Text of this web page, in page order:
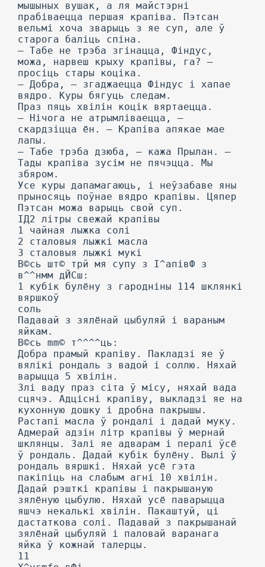
мышыных вушак, а ля майстэрні
прабіваецца першая крапіва. Пэтсан
вельмі хоча зварыць з яе суп, але ў
старога баліць спіна.
— Табе не трэба згінацца, Фіндус,
можа, нарвеш крыху крапівы, га? —
просіць стары коціка.
— Добра, — згаджаецца Фіндус і хапае
вядро. Куры бягуць следам.
Праз пяць хвілін коцік вяртаецца.
— Нічога не атрымліваецца, —
скардзіцца ён. — Крапіва апякае мае
лапы.
— Табе трэба дзюба, — кажа Прылан. —
Тады крапіва зусім не пячэцца. Мы
збяром.
Усе куры дапамагаюць, і неўзабаве яны
прыносяць поўнае вядро крапівы. Цяпер
Пэтсан можа варыць свой суп.
ІД2 літры свежай крапівы
1 чайная лыжка солі
2 сталовыя лыжкі масла
3 сталовыя лыжкі мукі
В©сь шт© трй мя супу з І^апівФ з
в^^нмм дЙСш:
1 кубік булёну з гародніны 114 шклянкі
вяршкоў
соль
Падавай з зялёнай цыбуляй і вараным
яйкам.
В©сь mm© т^^^^ць:
Добра прамый крапіву. Пакладзі яе ў
вялікі рондаль з вадой і соллю. Няхай
варыцца 5 хвілін.
Злі ваду праз сіта ў місу, няхай вада
сцячэ. Адцісні крапіву, выкладзі яе на
кухонную дошку і дробна пакрышы.
Растапі масла ў рондалі і дадай муку.
Адмерай адзін літр крапівы ў мернай
шклянцы. Залі яе адварам і пералі ўсё
ў рондаль. Дадай кубік булёну. Вылі ў
рондаль вяршкі. Няхай усё гэта
пакіпіць на слабым агні 10 хвілін.
Дадай рэшткі крапівы і пакрышаную
зялёную цыбулю. Няхай усё паварыцца
яшчэ некалькі хвілін. Пакаштуй, ці
дастаткова солі. Падавай з пакрышанай
зялёнай цыбуляй і паловай варанага
яйка ў кожнай талерцы.
11